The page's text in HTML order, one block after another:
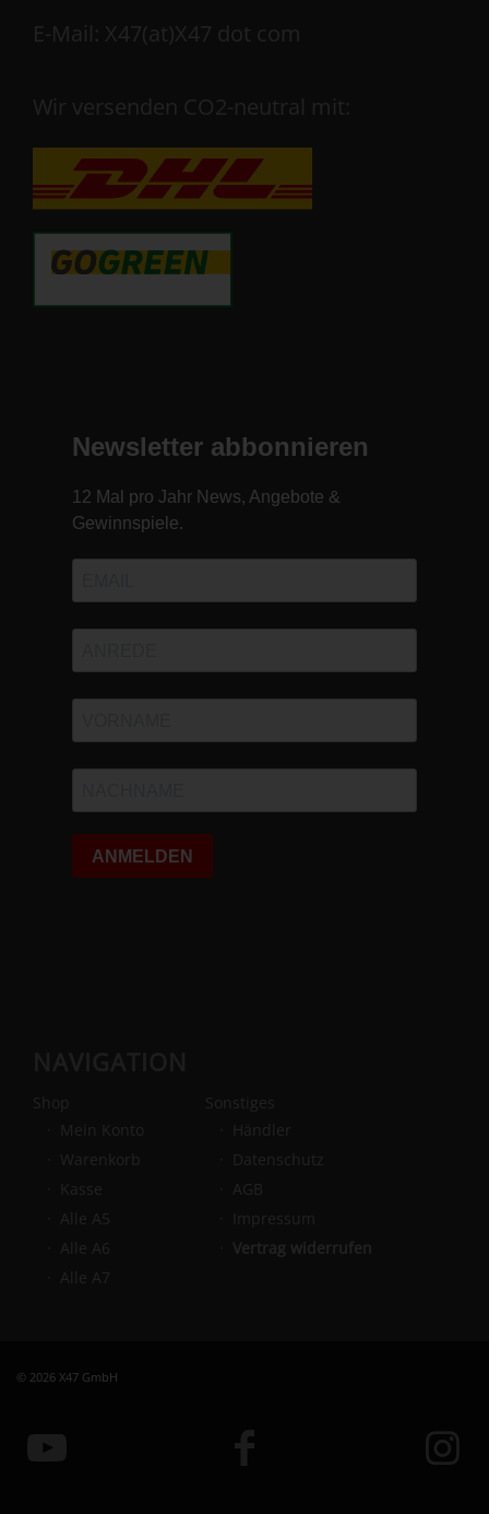
E-Mail: X47(at)X47 dot com
Wir versenden CO2-neutral mit:
Shop
Mein Konto
Warenkorb
Kasse
Alle A5
Alle A6
Alle A7
Sonstiges
Händler
Datenschutz
AGB
Impressum
Vertrag widerrufen
© 2026 X47 GmbH